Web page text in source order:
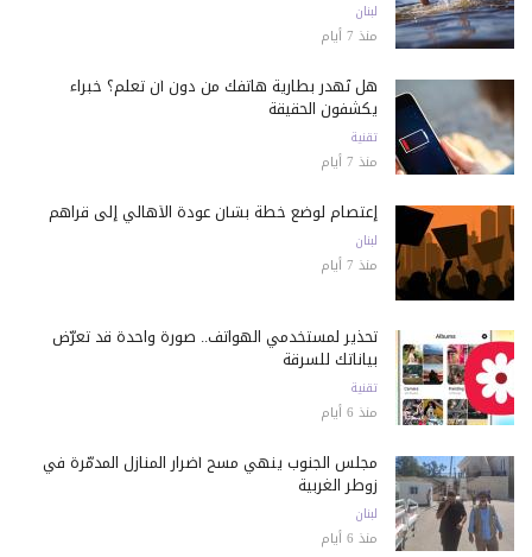
لبنان
منذ 7 أيام
هل تُهدر بطارية هاتفك من دون أن تعلم؟ خبراء
يكشفون الحقيقة
تقنية
منذ 7 أيام
إعتصام لوضع خطة بشأن عودة الأهالي إلى قراهم
لبنان
منذ 7 أيام
تحذير لمستخدمي الهواتف.. صورة واحدة قد تعرّض
بياناتك للسرقة
تقنية
منذ 6 أيام
مجلس الجنوب ينهي مسح أضرار المنازل المدمّرة في
زوطر الغربية
لبنان
منذ 6 أيام